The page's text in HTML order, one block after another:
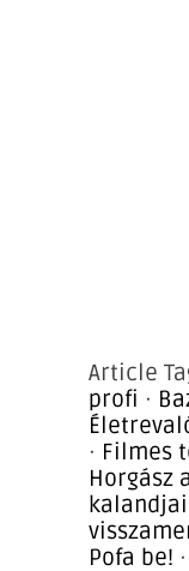
Article
profi ·
· Filmes
Horgász
kalandjai
Pofa be! ·